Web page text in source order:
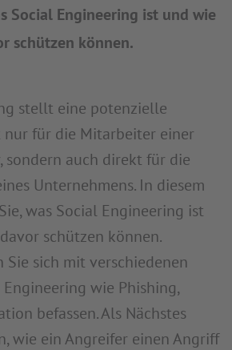
Social Engineering ist und wie
schützen können.
stellt eine potenzielle
für die Mitarbeiter einer
sondern auch direkt für die
Unternehmens. In diesem
was Social Engineering ist
schützen können.
Sie sich mit verschiedenen
wie Phishing,
befassen. Als Nächstes
wie ein Angreifer einen Angriff